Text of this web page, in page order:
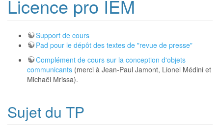
Licence pro IEM
Support de cours
Pad pour le dépôt des textes de "revue de presse"
Complément de cours sur la conception d'objets
communicants (merci à Jean-Paul Jamont, Lionel Médini et
Michaël Mrissa).
Sujet du TP